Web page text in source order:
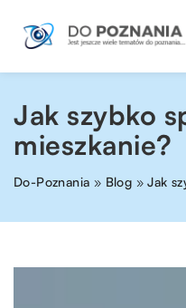
Jak szybko
mieszkanie?
Do-Poznania » Blog »Jak